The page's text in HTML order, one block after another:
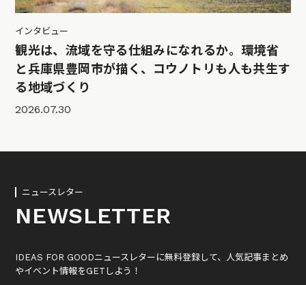
インタビュー
観光は、流域を守る仕組みになれるか。環境省
と兵庫県豊岡市が描く、コウノトリも人も共生す
る地域づくり
2026.07.30
ニュースレター
NEWSLETTER
IDEAS FOR GOODニュースレターに無料登録して、人気記事まとめ
やイベント情報をGETしよう！